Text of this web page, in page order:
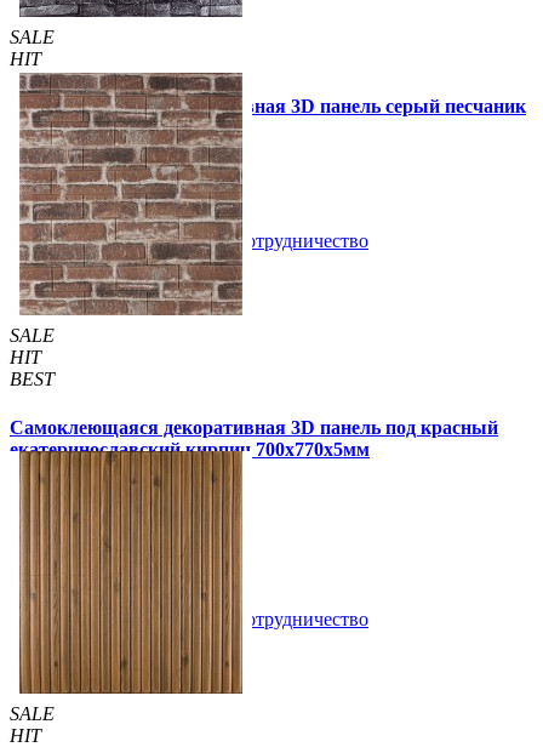
SALE
HIT
Самоклеющаяся декоративная 3D панель серый песчаник
700x770x3мм (59-3)
69 грн/шт 140 грн/шт
Купить В закладки Сотрудничество
SALE
HIT
BEST
Самоклеющаяся декоративная 3D панель под красный
екатеринославский кирпич 700x770x5мм
105 грн 180 грн
4 отзывов
В закладки Сотрудничество
SALE
HIT